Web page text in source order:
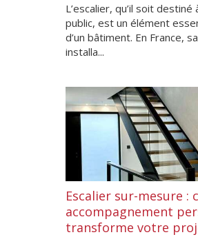
L’escalier, qu’il soit
public, est un élément
d’un bâtiment. En France,
installa...
Escalier sur-mesure :
accompagnement
transforme votre